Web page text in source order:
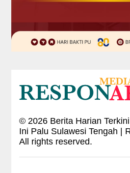
© 2026Berita Harian
Ini Palu Sulawesi Tengah |
All rights reserved.